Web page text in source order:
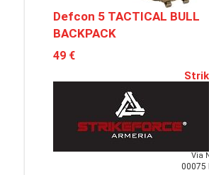
Defcon 5 TACTICAL BULL
BACKPACK
49 €
Via
00075